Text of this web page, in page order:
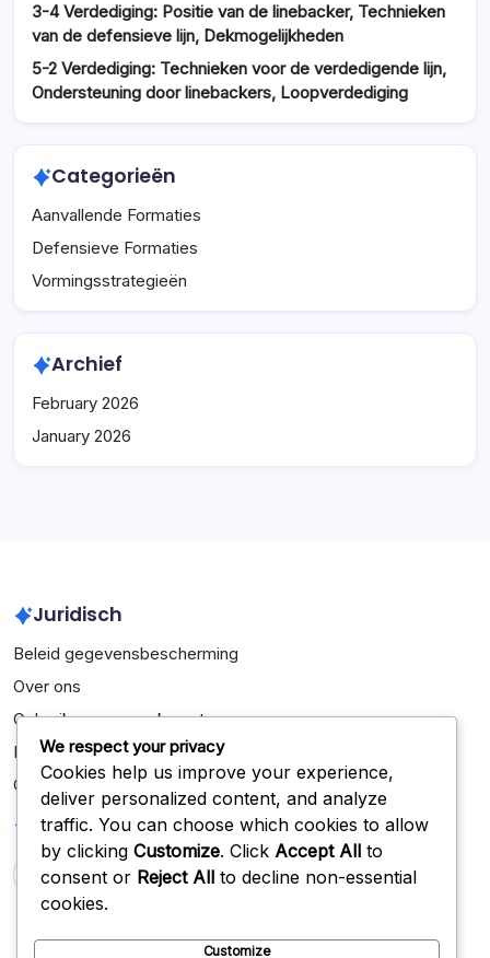
3-4 Verdediging: Positie van de linebacker, Technieken
van de defensieve lijn, Dekmogelijkheden
5-2 Verdediging: Technieken voor de verdedigende lijn,
Ondersteuning door linebackers, Loopverdediging
Categorieën
Aanvallende Formaties
Defensieve Formaties
Vormingsstrategieën
Archief
February 2026
January 2026
Juridisch
Beleid gegevensbescherming
Over ons
Gebruikersovereenkomst
Bereik ons
Cookies en tracking
Zoeken
We respect your privacy
Cookies help us improve your experience,
deliver personalized content, and analyze
traffic. You can choose which cookies to allow
by clicking Customize. Click Accept All to
consent or Reject All to decline non-essential
cookies.
Customize